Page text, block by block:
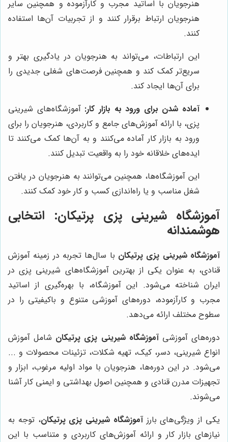
هنرجویان با اساتید مجرب و کارآزموده و همچنین سایر
هنرجویان ارتباط برقرار کنند و از تجربیات آن‌ها استفاده
کنند.
این ارتباطات، می‌تواند به هنرجویان در یادگیری بهتر و
سریع‌تر کمک کند و همچنین فرصت‌های شغلی جدیدی را
برای آن‌ها ایجاد کند.
آماده شدن برای ورود به بازار کار: آموزشگاه‌های شیرینی
پزی، با ارائه آموزش‌های جامع و کاربردی، هنرجویان را برای
ورود به بازار کار آماده می‌کنند و به آن‌ها کمک می‌کنند تا
ایده‌های خلاقانه خود را به واقعیت تبدیل کنند.
این آموزشگاه‌ها، همچنین می‌توانند به هنرجویان در یافتن
شغل مناسب و یا راه‌اندازی کسب و کار خود کمک کنند.
آموزشگاه شیرینی پزی پرتیکان: انتخابی
هوشمندانه
آموزشگاه شیرینی پزی پرتیکان با سال‌ها تجربه در زمینه آموزش
قنادی، به عنوان یکی از بهترین آموزشگاه‌های شیرینی پزی در
ایران شناخته می‌شود. این آموزشگاه، با بهره‌گیری از اساتید
مجرب و کارآزموده، دوره‌های آموزشی متنوع و باکیفیتی را در
سطوح مختلف ارائه می‌دهد.
دوره‌های آموزشیآموزشگاه شیرینی پزی پرتیکان شامل آموزش
انواع شیرینی، دسر، کیک، تهیه شکلات، تزئینات محصولات و ...
می‌شود. در این دوره‌ها، هنرجویان با مواد اولیه مرغوب، ابزار و
تجهیزات مدرن قنادی و همچنین اصول بهداشتی و ایمنی کار آشنا
می‌شوند.
یکی از ویژگی‌های بارزآموزشگاه شیرینی پزی پرتیکان، توجه به
نیازهای بازار کار و ارائه آموزش‌های کاربردی و متناسب با این